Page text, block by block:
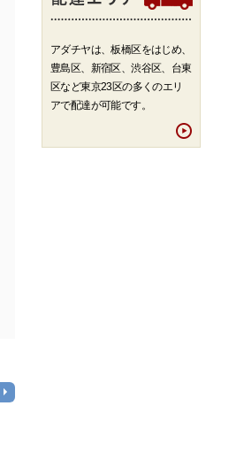
アダチヤは、板橋区をはじめ、
豊島区、新宿区、渋谷区、台東
区など東京23区の多くのエリ
アで配達が可能です。